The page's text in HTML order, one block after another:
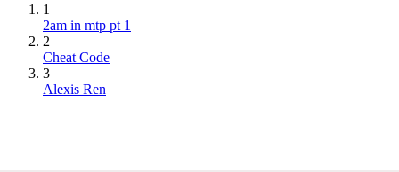
1
2am in mtp pt 1
2
Cheat Code
3
Alexis Ren